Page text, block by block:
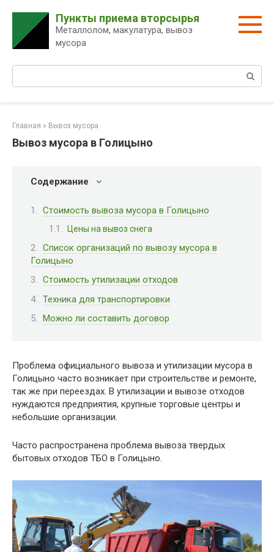
контенту
Пункты приема вторсырья
Металлолом, макулатура, вывоз
мусора
Главная » Вывоз мусора
Вывоз мусора в Голицыно
Содержание
Стоимость вывоза мусора в Голицыно
Цены на вывоз снега
Список организаций по вывозу мусора в
Голицыно
Стоимость утилизации отходов
Техника для транспортировки
Можно ли составить договор
Проблема официального вывоза и утилизации мусора в
Голицыно часто возникает при строительстве и ремонте,
так же при переездах. В утилизации и вывозе отходов
нуждаются предприятия, крупные торговые центры и
небольшие организации.
Часто распространена проблема вывоза твердых
бытовых отходов ТБО в Голицыно.